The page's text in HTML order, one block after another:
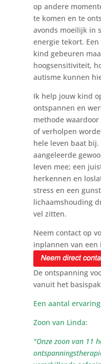
op andere
te komen en te
avonds moeilijk in
energie tekort.
kind gebeuren
hoogsensitiviteit,
autisme kunnen
Ik help jouw kind
ontspannen en
methode
of verholpen
hele leven baat
aangeleerde
leven mee; een
herkennen en
stress en een
lichaamshouding
vel zitten.
Neem contact op
inplannen van een
De ontspanning
vanuit het
Een aantal
Zoon van Linda:
"Onze zoon van 11